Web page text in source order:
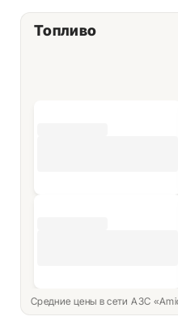
Топливо
Средние цены в сети АЗС